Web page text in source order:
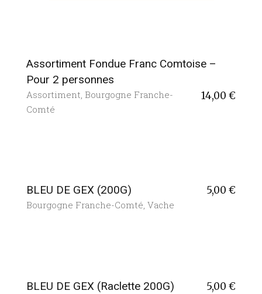
Assortiment Fondue Franc Comtoise –
Pour 2 personnes
14,00€
Assortiment Bourgogne Franche-
Comté
BLEU DE GEX (200G) 5,00€
Bourgogne Franche-Comté, Vache
BLEU DE GEX (Raclette 200G) 5,00€